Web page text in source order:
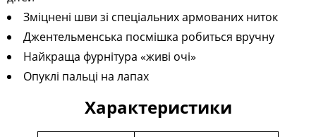
Зміцнені шви зі спеціальних армованих ниток
Джентельменська посмішка робиться вручну
Найкраща фурнітура «живі очі»
Опуклі пальці на лапах
Характеристики